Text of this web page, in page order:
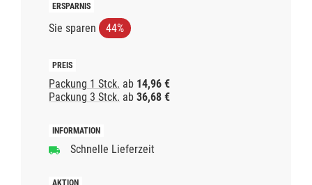
Sie sparen 44%
Packung 1 Stck. ab 14,96 €
Packung 3 Stck. ab 36,68 €
Schnelle Lieferzeit